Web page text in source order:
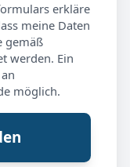
erkläre
meine Daten
gemäß
werden. Ein
möglich.